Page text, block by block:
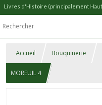
Accueil Bouquinerie
MOREUIL 4